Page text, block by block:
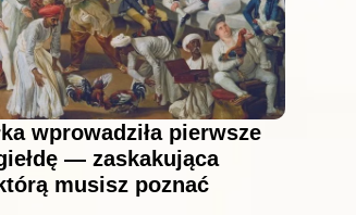
wprowadziła pierwsze
— zaskakująca
musisz poznać